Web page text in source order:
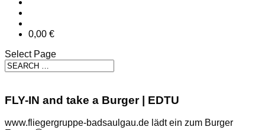
0,00 €
Select Page
FLY-IN and take a Burger | EDTU
www.fliegergruppe-badsaulgau.de lädt ein zum Burger